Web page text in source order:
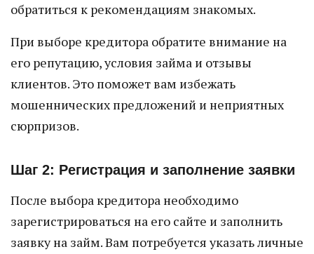
обратиться к рекомендациям знакомых.
При выборе кредитора обратите внимание на
его репутацию, условия займа и отзывы
клиентов. Это поможет вам избежать
мошеннических предложений и неприятных
сюрпризов.
Шаг 2: Регистрация и заполнение заявки
После выбора кредитора необходимо
зарегистрироваться на его сайте и заполнить
заявку на займ. Вам потребуется указать личные